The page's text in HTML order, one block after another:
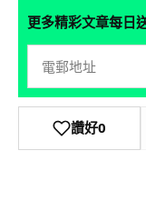
更多精彩文章每日
讚好0